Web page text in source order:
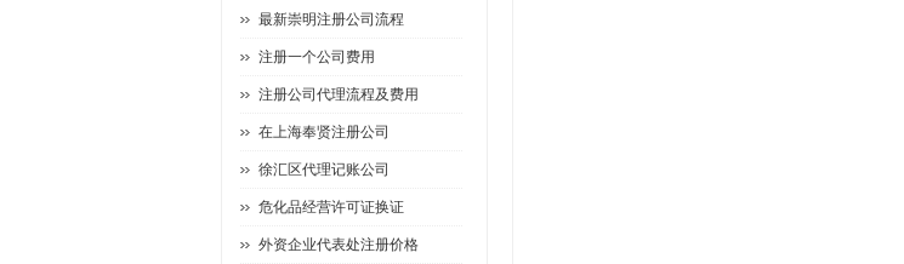
最新崇明注册公司流程
注册一个公司费用
注册公司代理流程及费用
在上海奉贤注册公司
徐汇区代理记账公司
危化品经营许可证换证
外资企业代表处注册价格